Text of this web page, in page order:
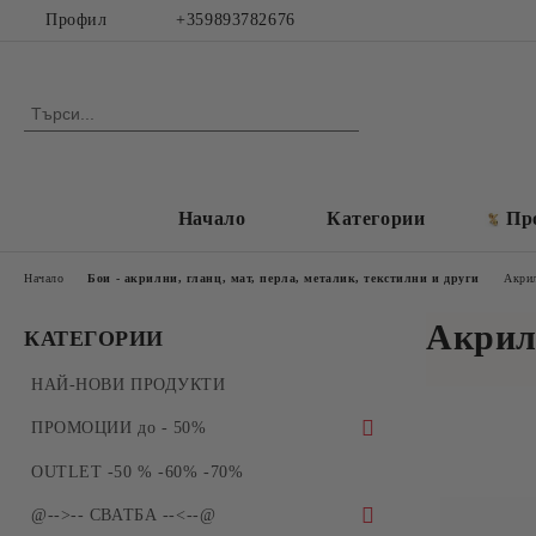
Профил +359893782676
Начало Категории
КАТЕГОРИИ
НАЙ-НОВИ ПРОДУКТИ
ПРОМОЦИИ до - 50%
ПРОМОЦИИ - Силиконови молдове и
OUTLET -50 % -60% -70%
@-->-- СВАТБА --<--@
Начало Бои - акрилни, гланц, мат, перла, металик, текстилни и други